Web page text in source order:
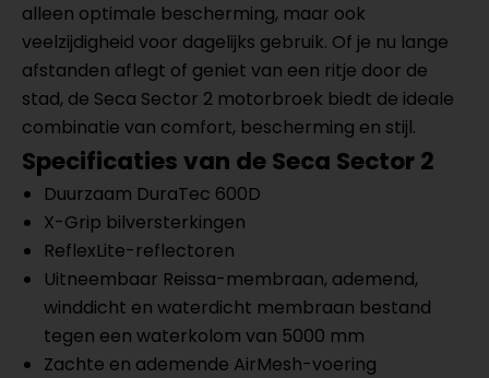
alleen optimale bescherming, maar ook
veelzijdigheid voor dagelijks gebruik. Of je nu lange
afstanden aflegt of geniet van een ritje door de
stad, de Seca Sector 2 motorbroek biedt de ideale
combinatie van comfort, bescherming en stijl.
Specificaties van de Seca Sector 2
Duurzaam DuraTec 600D
X-Grip bilversterkingen
ReflexLite-reflectoren
Uitneembaar Reissa-membraan, ademend,
winddicht en waterdicht membraan bestand
tegen een waterkolom van 5000 mm
Zachte en ademende AirMesh-voering